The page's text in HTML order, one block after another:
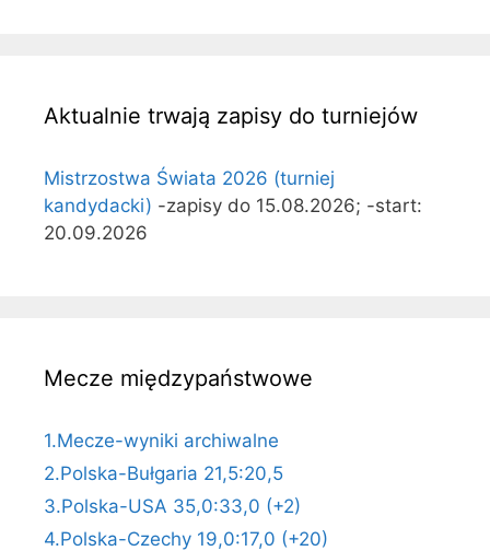
Aktualnie trwają zapisy do turniejów
Mistrzostwa Świata 2026 (turniej
kandydacki) -zapisy do 15.08.2026; -start:
20.09.2026
Mecze międzypaństwowe
1.Mecze-wyniki archiwalne
2.Polska-Bułgaria 21,5:20,5
3.Polska-USA 35,0:33,0 (+2)
4.Polska-Czechy 19,0:17,0 (+20)